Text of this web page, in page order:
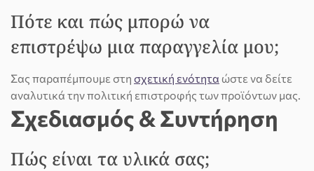
Πότε και πώς μπορώ να
επιστρέψω μια παραγγελία μου;
Σας παραπέμπουμε στη σχετική ενότητα ώστε να δείτε
αναλυτικά την πολιτική επιστροφής των προϊόντων μας.
Σχεδιασμός & Συντήρηση
Πώς είναι τα υλικά σας;